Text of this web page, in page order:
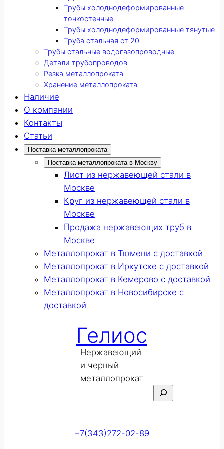
Трубы холоднодеформированные
тонкостенные
Трубы холоднодеформированные тянутые
Труба стальная ст 20
Трубы стальные водогазопроводные
Детали трубопроводов
Резка металлопроката
Хранение металлопроката
Наличие
О компании
Контакты
Статьи
Поставка металлопроката
Поставка металлопроката в Москву
Лист из нержавеющей стали в
Москве
Круг из нержавеющей стали в
Москве
Продажа нержавеющих труб в
Москве
Металлопрокат в Тюмени с доставкой
Металлопрокат в Иркутске с доставкой
Металлопрокат в Кемерово с доставкой
Металлопрокат в Новосибирске с
доставкой
Гелиос
Нержавеющий
и черный
металлопрокат
+7(343)272-02-89